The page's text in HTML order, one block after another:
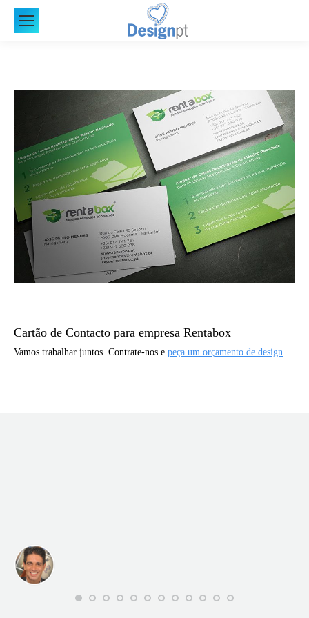
Cartão de Contacto para empresa Rentabox
Vamos trabalhar juntos. Contrate-nos e peça um orçamento de design.